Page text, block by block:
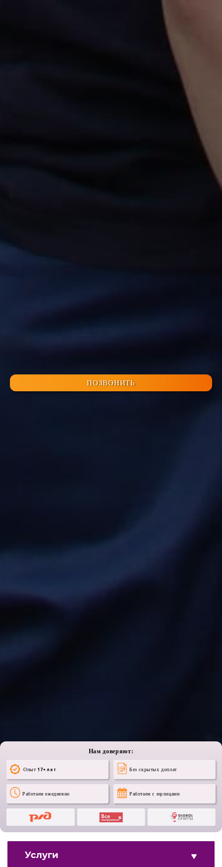
ПОЗВОНИТЬ
Нам доверяют:
Опыт 17+ лет Без скрытых доплат
Работаем ежедневно Работаем с юрлицами
Услуги